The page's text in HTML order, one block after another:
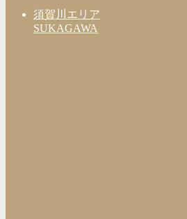
須賀川エリア
SUKAGAWA